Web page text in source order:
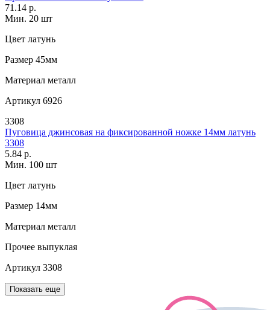
71.14 р.
Мин. 20 шт
Цвет латунь
Размер 45мм
Материал металл
Артикул 6926
3308
Пуговица джинсовая на фиксированной ножке 14мм латунь
3308
5.84 р.
Мин. 100 шт
Цвет латунь
Размер 14мм
Материал металл
Прочее выпуклая
Артикул 3308
Показать еще